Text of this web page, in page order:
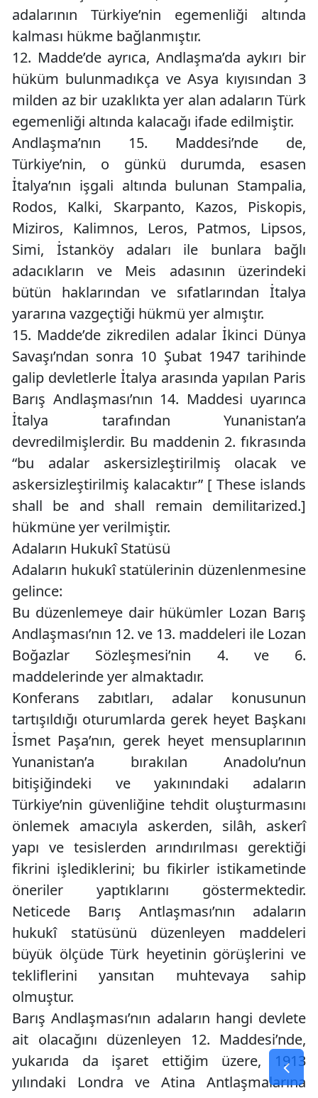
adalarının Türkiye’nin egemenliği altında
kalması hükme bağlanmıştır.
12. Madde’de ayrıca, Andlaşma’da aykırı bir
hüküm bulunmadıkça ve Asya kıyısından 3
milden az bir uzaklıkta yer alan adaların Türk
egemenliği altında kalacağı ifade edilmiştir.
Andlaşma’nın 15. Maddesi’nde de,
Türkiye’nin, o günkü durumda, esasen
İtalya’nın işgali altında bulunan Stampalia,
Rodos, Kalki, Skarpanto, Kazos, Piskopis,
Miziros, Kalimnos, Leros, Patmos, Lipsos,
Simi, İstanköy adaları ile bunlara bağlı
adacıkların ve Meis adasının üzerindeki
bütün haklarından ve sıfatlarından İtalya
yararına vazgeçtiği hükmü yer almıştır.
15. Madde’de zikredilen adalar İkinci Dünya
Savaşı’ndan sonra 10 Şubat 1947 tarihinde
galip devletlerle İtalya arasında yapılan Paris
Barış Andlaşması’nın 14. Maddesi uyarınca
İtalya tarafından Yunanistan’a
devredilmişlerdir. Bu maddenin 2. fıkrasında
“bu adalar askersizleştirilmiş olacak ve
askersizleştirilmiş kalacaktır” [ These islands
shall be and shall remain demilitarized.]
hükmüne yer verilmiştir.
Adaların Hukukî Statüsü
Adaların hukukî statülerinin düzenlenmesine
gelince:
Bu düzenlemeye dair hükümler Lozan Barış
Andlaşması’nın 12. ve 13. maddeleri ile Lozan
Boğazlar Sözleşmesi’nin 4. ve 6.
maddelerinde yer almaktadır.
Konferans zabıtları, adalar konusunun
tartışıldığı oturumlarda gerek heyet Başkanı
İsmet Paşa’nın, gerek heyet mensuplarının
Yunanistan’a bırakılan Anadolu’nun
bitişiğindeki ve yakınındaki adaların
Türkiye’nin güvenliğine tehdit oluşturmasını
önlemek amacıyla askerden, silâh, askerî
yapı ve tesislerden arındırılması gerektiği
fikrini işlediklerini; bu fikirler istikametinde
öneriler yaptıklarını göstermektedir.
Neticede Barış Antlaşması’nın adaların
hukukî statüsünü düzenleyen maddeleri
büyük ölçüde Türk heyetinin görüşlerini ve
tekliflerini yansıtan muhtevaya sahip
olmuştur.
Barış Andlaşması’nın adaların hangi devlete
ait olacağını düzenleyen 12. Maddesi’nde,
yukarıda da işaret ettiğim üzere, 1913
yılındaki Londra ve Atina Antlaşmalarına